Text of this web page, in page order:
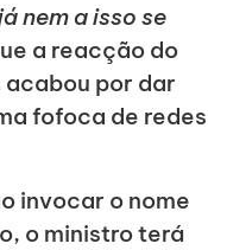
nem a isso se
a reacção do
por dar
fofoca de redes
invocar o nome
o ministro terá